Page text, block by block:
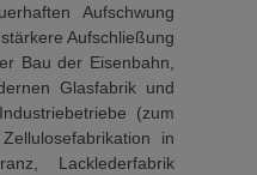
Aufschwung
Aufschließung
Bau der Eisenbahn,
Glasfabrik und
(zum
in
Lacklederfabrik